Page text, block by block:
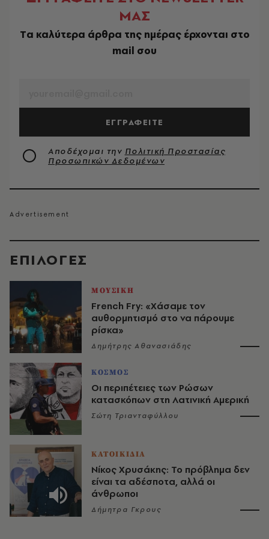
EΠΙΛΟΓΈΣ
ΜΟΥΣΙΚΗ
French Fry: «Χάσαμε τον
αυθορμητισμό στο να πάρουμε
ρίσκα»
Δημήτρης Αθανασιάδης
ΚΟΣΜΟΣ
Οι περιπέτειες των Ρώσων
κατασκόπων στη Λατινική Αμερική
Σώτη Τριανταφύλλου
ΚΑΤΟΙΚΙΔΙΑ
Νίκος Χρυσάκης: Το πρόβλημα δεν
είναι τα αδέσποτα, αλλά οι
άνθρωποι
Δήμητρα Γκρους
ΜΑΣ
Tα καλύτερα άρθρα της ημέρας έρχονται στο
mail σου
ΕΓΓΡΑΦΕΙΤΕ
Αποδέχομαι την Πολιτική Προστασίας
Προσωπικών Δεδομένων